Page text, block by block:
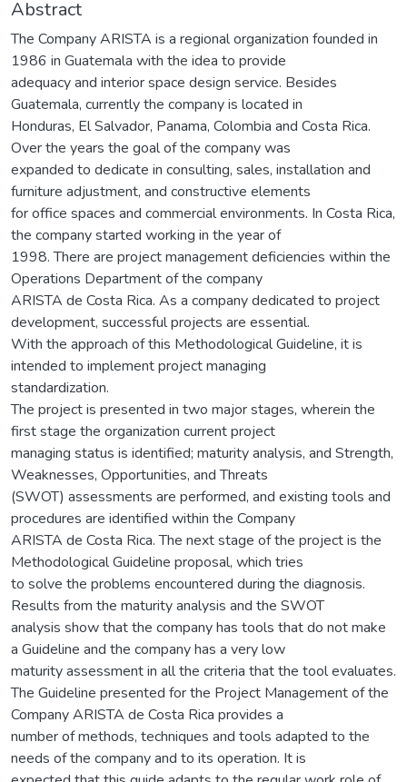
Abstract
The Company ARISTA is a regional organization founded in
1986 in Guatemala with the idea to provide
adequacy and interior space design service. Besides
Guatemala, currently the company is located in
Honduras, El Salvador, Panama, Colombia and Costa Rica.
Over the years the goal of the company was
expanded to dedicate in consulting, sales, installation and
furniture adjustment, and constructive elements
for office spaces and commercial environments. In Costa Rica,
the company started working in the year of
1998. There are project management deficiencies within the
Operations Department of the company
ARISTA de Costa Rica. As a company dedicated to project
development, successful projects are essential.
With the approach of this Methodological Guideline, it is
intended to implement project managing
standardization.
The project is presented in two major stages, wherein the
first stage the organization current project
managing status is identified; maturity analysis, and Strength,
Weaknesses, Opportunities, and Threats
(SWOT) assessments are performed, and existing tools and
procedures are identified within the Company
ARISTA de Costa Rica. The next stage of the project is the
Methodological Guideline proposal, which tries
to solve the problems encountered during the diagnosis.
Results from the maturity analysis and the SWOT
analysis show that the company has tools that do not make
a Guideline and the company has a very low
maturity assessment in all the criteria that the tool evaluates.
The Guideline presented for the Project Management of the
Company ARISTA de Costa Rica provides a
number of methods, techniques and tools adapted to the
needs of the company and to its operation. It is